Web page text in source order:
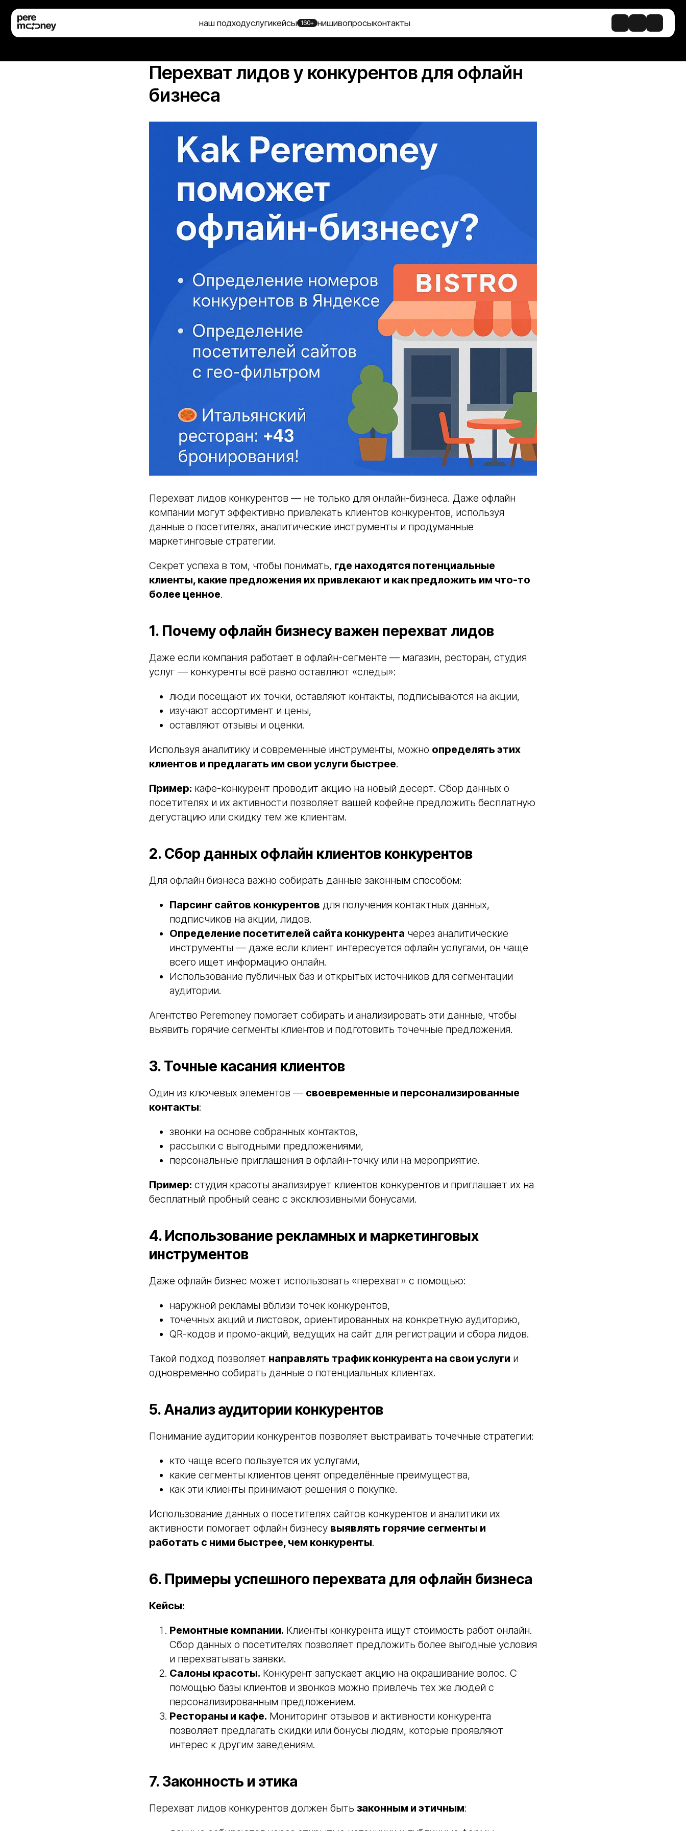
наш подходуслугикейсы 160+ нишивопросыконтакты
Перехват лидов у конкурентов для офлайн
бизнеса
Перехват лидов конкурентов — не только для онлайн-бизнеса. Даже офлайн
компании могут эффективно привлекать клиентов конкурентов, используя
данные о посетителях, аналитические инструменты и продуманные
маркетинговые стратегии.
Секрет успеха в том, чтобы понимать, где находятся потенциальные
клиенты, какие предложения их привлекают и как предложить им что-то
более ценное.
1. Почему офлайн бизнесу важен перехват лидов
Даже если компания работает в офлайн-сегменте — магазин, ресторан, студия
услуг — конкуренты всё равно оставляют «следы»:
люди посещают их точки, оставляют контакты, подписываются на акции,
изучают ассортимент и цены,
оставляют отзывы и оценки.
Используя аналитику и современные инструменты, можно определять этих
клиентов и предлагать им свои услуги быстрее.
Пример: кафе-конкурент проводит акцию на новый десерт. Сбор данных о
посетителях и их активности позволяет вашей кофейне предложить бесплатную
дегустацию или скидку тем же клиентам.
2. Сбор данных офлайн клиентов конкурентов
Для офлайн бизнеса важно собирать данные законным способом:
Парсинг сайтов конкурентов для получения контактных данных,
подписчиков на акции, лидов.
Определение посетителей сайта конкурента через аналитические
инструменты — даже если клиент интересуется офлайн услугами, он чаще
всего ищет информацию онлайн.
Использование публичных баз и открытых источников для сегментации
аудитории.
Агентство Peremoney помогает собирать и анализировать эти данные, чтобы
выявить горячие сегменты клиентов и подготовить точечные предложения.
3. Точные касания клиентов
Один из ключевых элементов — своевременные и персонализированные
контакты:
звонки на основе собранных контактов,
рассылки с выгодными предложениями,
персональные приглашения в офлайн-точку или на мероприятие.
Пример: студия красоты анализирует клиентов конкурентов и приглашает их на
бесплатный пробный сеанс с эксклюзивными бонусами.
4. Использование рекламных и маркетинговых
инструментов
Даже офлайн бизнес может использовать «перехват» с помощью:
наружной рекламы вблизи точек конкурентов,
точечных акций и листовок, ориентированных на конкретную аудиторию,
QR-кодов и промо-акций, ведущих на сайт для регистрации и сбора лидов.
Такой подход позволяет направлять трафик конкурента на свои услуги и
одновременно собирать данные о потенциальных клиентах.
5. Анализ аудитории конкурентов
Понимание аудитории конкурентов позволяет выстраивать точечные стратегии:
кто чаще всего пользуется их услугами,
какие сегменты клиентов ценят определённые преимущества,
как эти клиенты принимают решения о покупке.
Использование данных о посетителях сайтов конкурентов и аналитики их
активности помогает офлайн бизнесу выявлять горячие сегменты и
работать с ними быстрее, чем конкуренты.
6. Примеры успешного перехвата для офлайн бизнеса
Кейсы:
Ремонтные компании. Клиенты конкурента ищут стоимость работ онлайн.
Сбор данных о посетителях позволяет предложить более выгодные условия
и перехватывать заявки.
Салоны красоты. Конкурент запускает акцию на окрашивание волос. С
помощью базы клиентов и звонков можно привлечь тех же людей с
персонализированным предложением.
Рестораны и кафе. Мониторинг отзывов и активности конкурента
позволяет предлагать скидки или бонусы людям, которые проявляют
интерес к другим заведениям.
7. Законность и этика
Перехват лидов конкурентов должен быть законным и этичным: